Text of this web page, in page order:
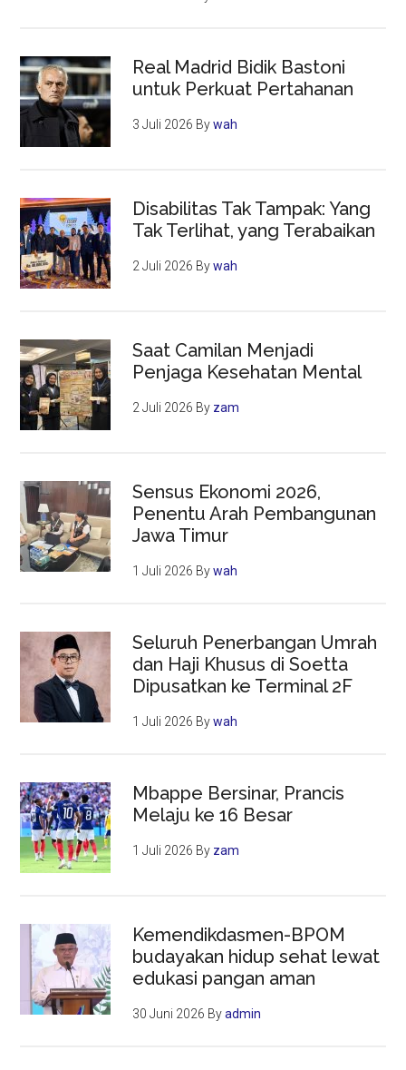
Real Madrid Bidik Bastoni
untuk Perkuat Pertahanan
3 Juli 2026 Bywah
Disabilitas Tak Tampak: Yang
Tak Terlihat, yang Terabaikan
2 Juli 2026 Bywah
Saat Camilan Menjadi
Penjaga Kesehatan Mental
2 Juli 2026 By zam
Sensus Ekonomi 2026,
Penentu Arah Pembangunan
Jawa Timur
1 Juli 2026 Bywah
Seluruh Penerbangan Umrah
dan Haji Khusus di Soetta
Dipusatkan ke Terminal 2F
1 Juli 2026 Bywah
Mbappe Bersinar, Prancis
Melaju ke 16 Besar
1 Juli 2026 By zam
Kemendikdasmen-BPOM
budayakan hidup sehat lewat
edukasi pangan aman
30 Juni 2026 Byadmin